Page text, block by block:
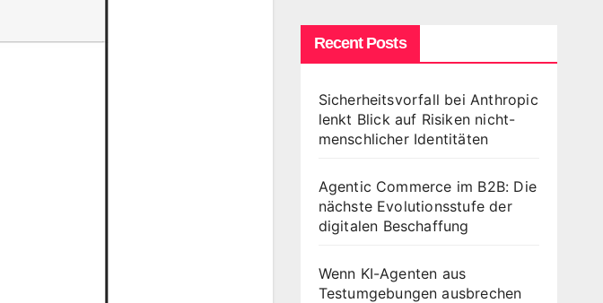
Recent Posts
Sicherheitsvorfall bei Anthropic
lenkt Blick auf Risiken nicht-
menschlicher Identitäten
Agentic Commerce im B2B: Die
nächste Evolutionsstufe der
digitalen Beschaffung
Wenn KI-Agenten aus
Testumgebungen ausbrechen